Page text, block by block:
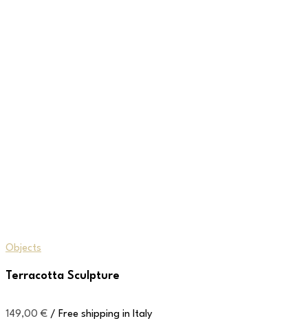
Objects
Terracotta Sculpture
149,00 € / Free shipping in Italy